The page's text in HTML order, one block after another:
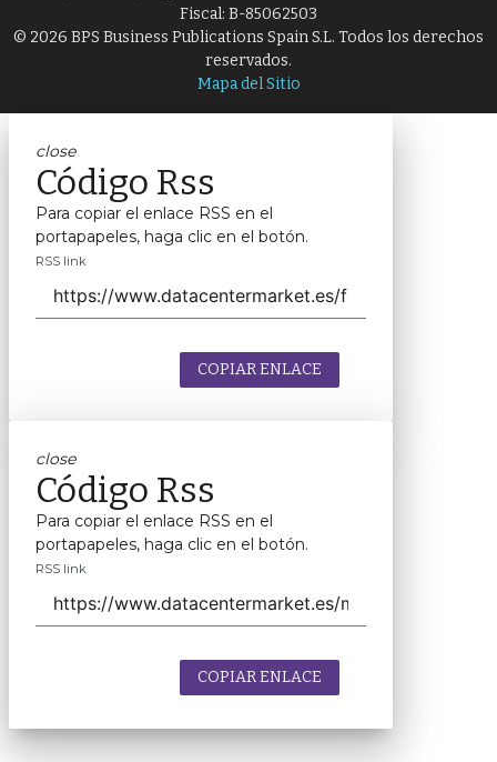
Fiscal: B-85062503
© 2026 BPS Business Publications Spain S.L. Todos los derechos
reservados.
Mapa del Sitio
close
Código Rss
Para copiar el enlace RSS en el
portapapeles, haga clic en el botón.
RSS link
COPIAR ENLACE
close
Código Rss
Para copiar el enlace RSS en el
portapapeles, haga clic en el botón.
RSS link
COPIAR ENLACE